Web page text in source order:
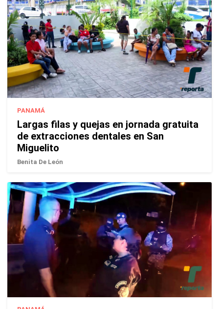
PANAMÁ
Largas filas y quejas en jornada gratuita
de extracciones dentales en San
Miguelito
Benita De León